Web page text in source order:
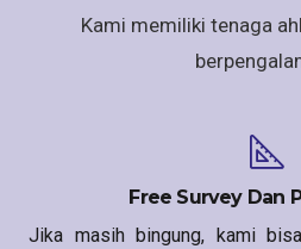
Kami memiliki tenaga
Free Survey Dan
Jika masih bingung, kami